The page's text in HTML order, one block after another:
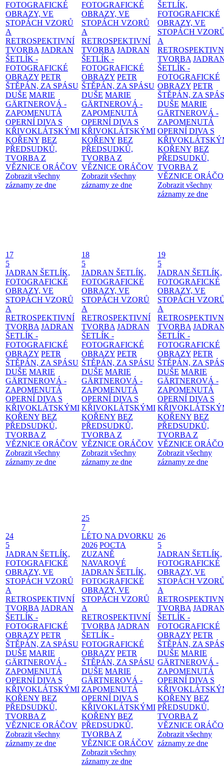
FOTOGRAFICKÉ
OBRAZY, VE
STOPÁCH VZORŮ
A
RETROSPEKTIVNÍ
TVORBA JADRAN
ŠETLÍK -
FOTOGRAFICKÉ
OBRAZY PETR
ŠTĚPÁN, ZA SPÁSU
DUŠE MARIE
GÄRTNEROVÁ -
ZAPOMENUTÁ
OPERNÍ DIVA S
KŘIVOKLÁTSKÝMI
KOŘENY BEZ
PŘEDSUDKŮ,
TVORBA Z
VĚZNICE ORÁČOV
Zobrazit všechny
záznamy ze dne
FOTOGRAFICKÉ
OBRAZY, VE
STOPÁCH VZORŮ
A
RETROSPEKTIVNÍ
TVORBA JADRAN
ŠETLÍK -
FOTOGRAFICKÉ
OBRAZY PETR
ŠTĚPÁN, ZA SPÁSU
DUŠE MARIE
GÄRTNEROVÁ -
ZAPOMENUTÁ
OPERNÍ DIVA S
KŘIVOKLÁTSKÝMI
KOŘENY BEZ
PŘEDSUDKŮ,
TVORBA Z
VĚZNICE ORÁČOV
Zobrazit všechny
záznamy ze dne
ŠETLÍK,
FOTOGRAFICKÉ
OBRAZY, VE
STOPÁCH
A
TVORBA
ŠETLÍK -
FOTOGRAFICKÉ
OBRAZY PETR
ŠTĚPÁN, ZA
DUŠE MARIE
GÄRTNEROVÁ -
ZAPOMENUTÁ
OPERNÍ DIVA S
KOŘENY BEZ
PŘEDSUDKŮ,
TVORBA Z
VĚZNICE
Zobrazit všechny
záznamy ze dne
17
5
JADRAN ŠETLÍK,
FOTOGRAFICKÉ
OBRAZY, VE
STOPÁCH VZORŮ
A
RETROSPEKTIVNÍ
TVORBA JADRAN
ŠETLÍK -
FOTOGRAFICKÉ
OBRAZY PETR
ŠTĚPÁN, ZA SPÁSU
DUŠE MARIE
GÄRTNEROVÁ -
ZAPOMENUTÁ
OPERNÍ DIVA S
KŘIVOKLÁTSKÝMI
KOŘENY BEZ
PŘEDSUDKŮ,
TVORBA Z
VĚZNICE ORÁČOV
Zobrazit všechny
záznamy ze dne
18
5
JADRAN ŠETLÍK,
FOTOGRAFICKÉ
OBRAZY, VE
STOPÁCH VZORŮ
A
RETROSPEKTIVNÍ
TVORBA JADRAN
ŠETLÍK -
FOTOGRAFICKÉ
OBRAZY PETR
ŠTĚPÁN, ZA SPÁSU
DUŠE MARIE
GÄRTNEROVÁ -
ZAPOMENUTÁ
OPERNÍ DIVA S
KŘIVOKLÁTSKÝMI
KOŘENY BEZ
PŘEDSUDKŮ,
TVORBA Z
VĚZNICE ORÁČOV
Zobrazit všechny
záznamy ze dne
19
5
JADRAN ŠETLÍK,
FOTOGRAFICKÉ
OBRAZY, VE
STOPÁCH
A
TVORBA
ŠETLÍK -
FOTOGRAFICKÉ
OBRAZY PETR
ŠTĚPÁN, ZA
DUŠE MARIE
GÄRTNEROVÁ -
ZAPOMENUTÁ
OPERNÍ DIVA S
KOŘENY BEZ
PŘEDSUDKŮ,
TVORBA Z
VĚZNICE
Zobrazit všechny
záznamy ze dne
24
5
JADRAN ŠETLÍK,
FOTOGRAFICKÉ
OBRAZY, VE
STOPÁCH VZORŮ
A
RETROSPEKTIVNÍ
TVORBA JADRAN
ŠETLÍK -
FOTOGRAFICKÉ
OBRAZY PETR
ŠTĚPÁN, ZA SPÁSU
DUŠE MARIE
GÄRTNEROVÁ -
ZAPOMENUTÁ
OPERNÍ DIVA S
KŘIVOKLÁTSKÝMI
KOŘENY BEZ
PŘEDSUDKŮ,
TVORBA Z
VĚZNICE ORÁČOV
Zobrazit všechny
záznamy ze dne
25
7
LÉTO NA DVORKU
2026 POCTA
ZUZANĚ
NAVAROVÉ
JADRAN ŠETLÍK,
FOTOGRAFICKÉ
OBRAZY, VE
STOPÁCH VZORŮ
A
RETROSPEKTIVNÍ
TVORBA JADRAN
ŠETLÍK -
FOTOGRAFICKÉ
OBRAZY PETR
ŠTĚPÁN, ZA SPÁSU
DUŠE MARIE
GÄRTNEROVÁ -
ZAPOMENUTÁ
OPERNÍ DIVA S
KŘIVOKLÁTSKÝMI
KOŘENY BEZ
PŘEDSUDKŮ,
TVORBA Z
VĚZNICE ORÁČOV
Zobrazit všechny
záznamy ze dne
26
5
JADRAN ŠETLÍK,
FOTOGRAFICKÉ
OBRAZY, VE
STOPÁCH
A
TVORBA
ŠETLÍK -
FOTOGRAFICKÉ
OBRAZY PETR
ŠTĚPÁN, ZA
DUŠE MARIE
GÄRTNEROVÁ -
ZAPOMENUTÁ
OPERNÍ DIVA S
KOŘENY BEZ
PŘEDSUDKŮ,
TVORBA Z
VĚZNICE
Zobrazit všechny
záznamy ze dne